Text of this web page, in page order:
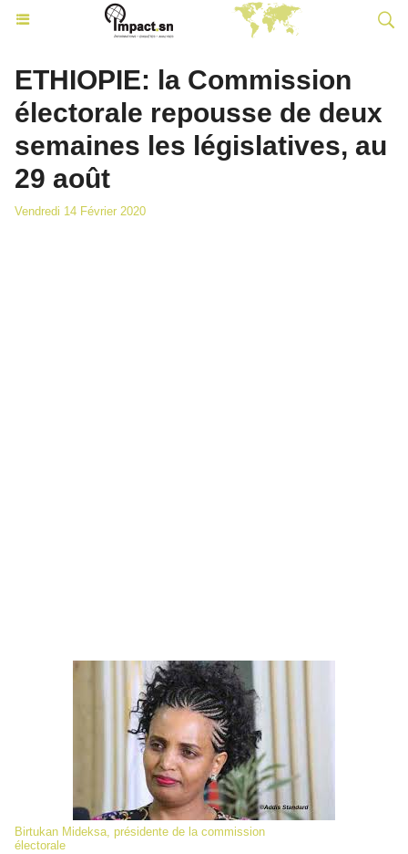
ETHIOPIE: la Commission
électorale repousse de deux
semaines les législatives, au
29 août
Vendredi 14 Février 2020
Birtukan Mideksa, présidente de la commission
électorale